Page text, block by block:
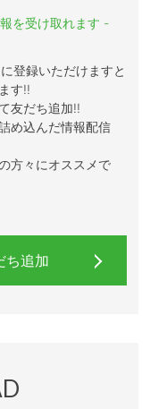
を受け取れます -
登録いただけますと
す!!
友だち追加!!
め込んだ情報配信
方々にオススメで
ち追加